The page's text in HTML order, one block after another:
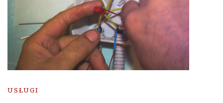
USŁUGI